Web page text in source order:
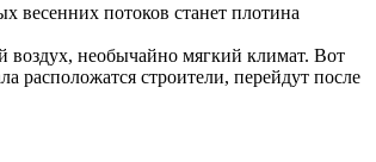
весенних потоков станет плотина
воздух, необычайно мягкий климат. Вот
расположатся строители, перейдут после